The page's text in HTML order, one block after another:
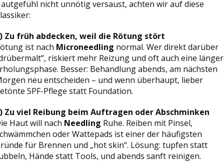
nicht unnötig versaust, achten wir auf diese
Zu früh abdecken, weil die Rötung stört
ist nach Microneedling normal. Wer direkt darüber
riskiert mehr Reizung und oft auch eine
Besser: Behandlung abends, am nächsten
neu entscheiden – und wenn überhaupt, lieber
SPF-Pflege statt Foundation.
Zu viel Reibung beim Auftragen oder Abschminken
Haut will nach Needling Ruhe. Reiben mit Pinsel,
oder Wattepads ist einer der häufigsten
für Brennen und „hot skin“. Lösung: tupfen statt
Hände statt Tools, und abends sanft reinigen.